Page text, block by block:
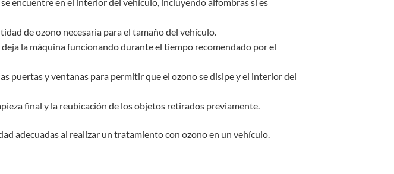
de ozono necesaria para el tamaño del vehículo.
la máquina funcionando durante el tiempo recomendado por el
puertas y ventanas para permitir que el ozono se disipe y el interior del
final y la reubicación de los objetos retirados previamente.
adecuadas al realizar un tratamiento con ozono en un vehículo.